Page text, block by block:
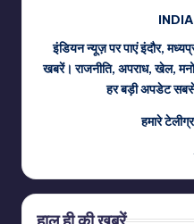
इंडियन न्यूज़ पर पाएं इंदौर,
खबरें। राजनीति, अपराध, खेल,
हर बड़ी अपडेट
हमारे